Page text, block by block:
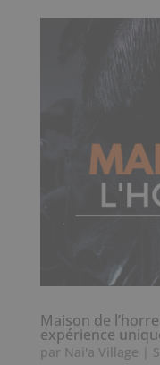
Maison de
expérience
par Nai'a Village